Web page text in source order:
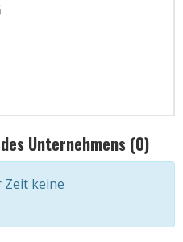
Unternehmens (0)
Zeit keine